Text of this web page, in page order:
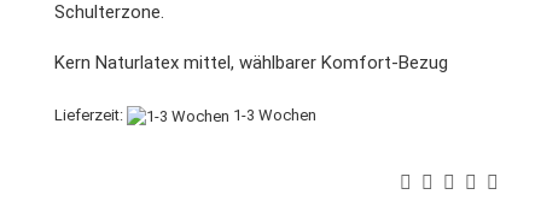
Schulterzone.
Kern Naturlatex mittel, wählbarer Komfort-Bezug
Lieferzeit: 1-3 Wochen